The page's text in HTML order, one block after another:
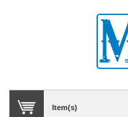
Item(s)